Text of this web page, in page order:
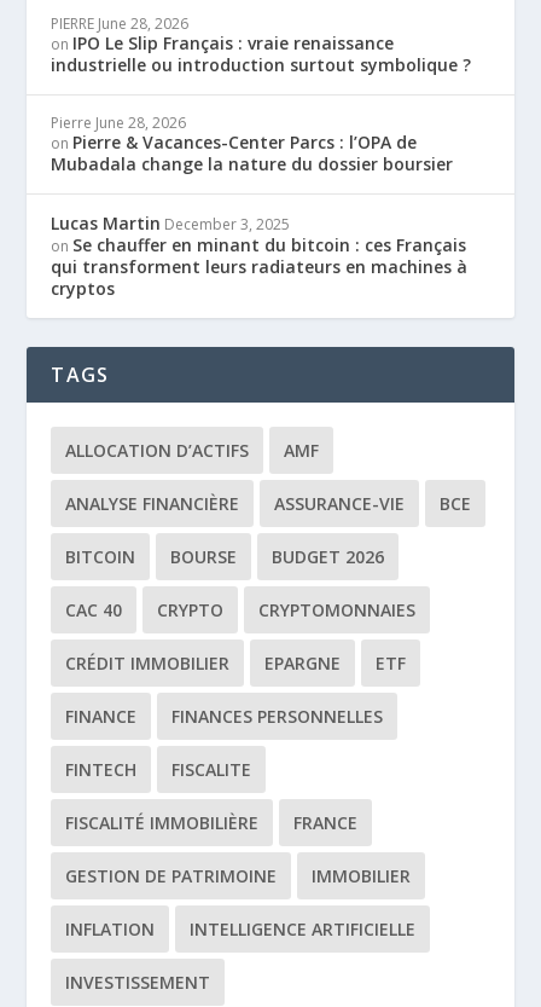
PIERRE June 28, 2026
on IPO Le Slip Français : vraie renaissance
industrielle ou introduction surtout symbolique ?
Pierre June 28, 2026
on Pierre & Vacances-Center Parcs : l’OPA de
Mubadala change la nature du dossier boursier
Lucas Martin December 3, 2025
on Se chauffer en minant du bitcoin : ces Français
qui transforment leurs radiateurs en machines à
cryptos
TAGS
ALLOCATION D’ACTIFS AMF
ANALYSE FINANCIÈRE ASSURANCE-VIE BCE
BITCOIN BOURSE BUDGET 2026
CAC 40 CRYPTO CRYPTOMONNAIES
CRÉDIT IMMOBILIER EPARGNE ETF
FINANCE FINANCES PERSONNELLES
FINTECH FISCALITE
FISCALITÉ IMMOBILIÈRE FRANCE
GESTION DE PATRIMOINE IMMOBILIER
INFLATION INTELLIGENCE ARTIFICIELLE
INVESTISSEMENT